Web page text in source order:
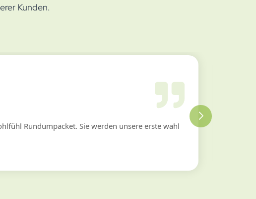
Kunden.
Rundumpacket. Sie werden unsere erste wahl